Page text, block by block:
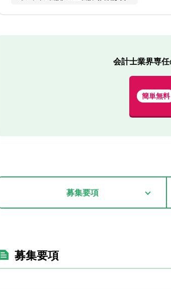
会計士業界専
簡単無料
募集要項
募集要項